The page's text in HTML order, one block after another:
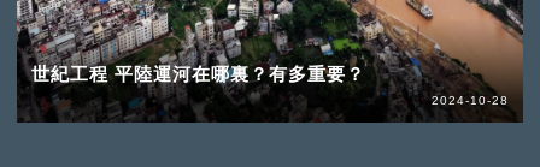
世紀工程 平陸運河在哪裏？有多重要？
2024-10-28